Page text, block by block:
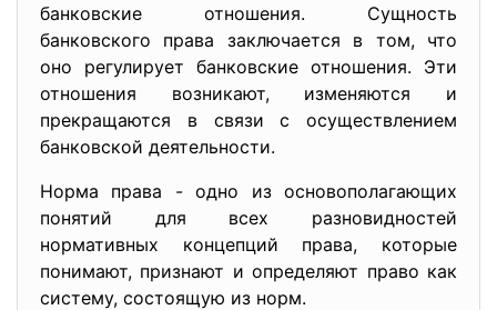
банковские отношения. Сущность
банковского права заключается в том, что
оно регулирует банковские отношения. Эти
отношения возникают, изменяются и
прекращаются в связи с осуществлением
банковской деятельности.
Норма права - одно из основополагающих
понятий для всех разновидностей
нормативных концепций права, которые
понимают, признают и определяют право как
систему, состоящую из норм.